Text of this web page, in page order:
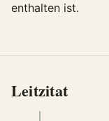
enthalten ist.
Leitzitat